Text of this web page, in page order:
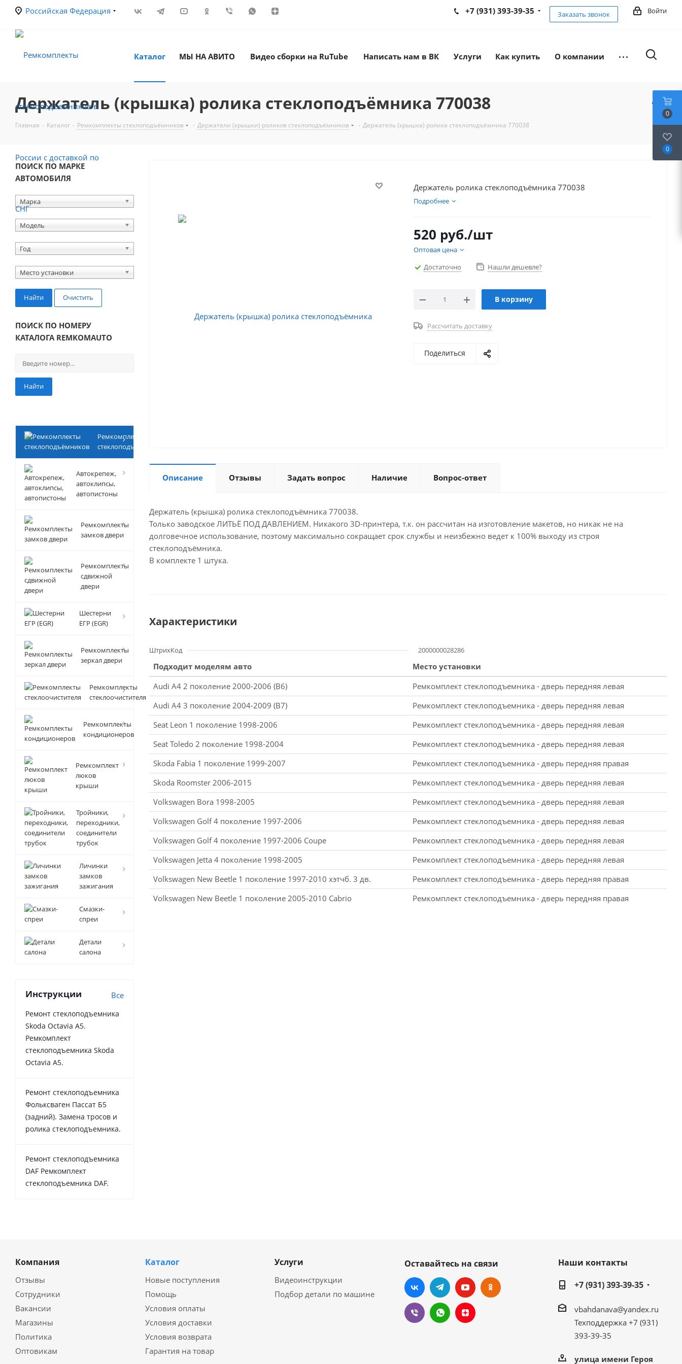
Российская Федерация Войти
+7 (931) 393-39-35 Заказать звонок
Каталог МЫ НА АВИТО Видео сборки на RuTube Написать нам в ВК Услуги Как купить О компании
Держатель (крышка) ролика стеклоподъёмника 770038
Главная - Каталог - Ремкомплекты стеклоподъёмников - Держатели (крышки) роликов стеклоподъёмников - Держатель (крышка) ролика стеклоподъёмника 770038
ПОИСК ПО МАРКЕ
АВТОМОБИЛЯ
Марка
Модель
Год
Место установки
Найти Очистить
ПОИСК ПО НОМЕРУ
КАТАЛОГА REMKOMAUTO
Найти
Ремкомплекты
стеклоподъёмников
Автокрепеж,
автоклипсы,
автопистоны
Ремкомплекты
замков двери
Ремкомплекты
сдвижной
двери
Шестерни
ЕГР (EGR)
Ремкомплекты
зеркал двери
Ремкомплекты
стеклоочистителя
Ремкомплекты
кондиционеров
Ремкомплект
люков
крыши
Тройники,
переходники,
соединители
трубок
Личинки
замков
зажигания
Смазки-
спреи
Детали
салона
Инструкции Все
Ремонт стеклоподъемника
Skoda Octavia A5.
Ремкомплект
стеклоподъемника Skoda
Octavia A5.
Ремонт стеклоподъемника
Фольксваген Пассат Б5
(задний). Замена тросов и
ролика стеклоподъемника.
Ремонт стеклоподъемника
DAF Ремкомплект
стеклоподъемника DAF.
Держатель ролика стеклоподъёмника 770038
Подробнее
520 руб./шт
Оптовая цена
Достаточно
Нашли дешевле?
В корзину
Рассчитать доставку
Поделиться
Описание Отзывы Задать вопрос Наличие Вопрос-ответ
Держатель (крышка) ролика стеклоподъёмника 770038.
Только заводское ЛИТЬЁ ПОД ДАВЛЕНИЕМ. Никакого 3D-принтера, т.к. он рассчитан на изготовление макетов, но никак не на
долговечное использование, поэтому максимально сокращает срок службы и неизбежно ведет к 100% выходу из строя
стеклоподъёмника.
В комплекте 1 штука.
Характеристики
ШтрихКод 2000000028286
Подходит моделям авто
Место установки
Audi A4 2 поколение 2000-2006 (B6)
Ремкомплект стеклоподъемника - дверь передняя левая
Audi A4 3 поколение 2004-2009 (B7)
Ремкомплект стеклоподъемника - дверь передняя левая
Seat Leon 1 поколение 1998-2006
Ремкомплект стеклоподъемника - дверь передняя левая
Seat Toledo 2 поколение 1998-2004
Ремкомплект стеклоподъемника - дверь передняя левая
Skoda Fabia 1 поколение 1999-2007
Ремкомплект стеклоподъемника - дверь передняя правая
Skoda Roomster 2006-2015
Ремкомплект стеклоподъемника - дверь передняя левая
Volkswagen Bora 1998-2005
Ремкомплект стеклоподъемника - дверь передняя левая
Volkswagen Golf 4 поколение 1997-2006
Ремкомплект стеклоподъемника - дверь передняя левая
Volkswagen Golf 4 поколение 1997-2006 Coupe
Ремкомплект стеклоподъемника - дверь передняя левая
Volkswagen Jetta 4 поколение 1998-2005
Ремкомплект стеклоподъемника - дверь передняя левая
Volkswagen New Beetle 1 поколение 1997-2010 хэтчб. 3 дв.
Ремкомплект стеклоподъемника - дверь передняя правая
Volkswagen New Beetle 1 поколение 2005-2010 Cabrio
Ремкомплект стеклоподъемника - дверь передняя правая
Компания
Отзывы
Сотрудники
Вакансии
Магазины
Политика
Оптовикам
Каталог
Новые поступления
Помощь
Условия оплаты
Условия доставки
Условия возврата
Гарантия на товар
Услуги
Видеоинструкции
Подбор детали по машине
Оставайтесь на связи
Наши контакты
+7 (931) 393-39-35
vbahdanava@yandex.ru
Техподдержка +7 (931)
393-39-35
улица имени Героя
0
0